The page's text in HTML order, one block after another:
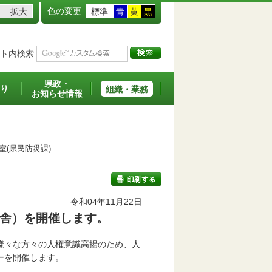
拡大 色の変更 標準 青 黄 黒
内検索
県政・
お知らせ情報
組織・業務
(県民防災課)
印刷する
令和04年11月22日
）を開催します。
な方々の人権意識高揚のため、人
開催します。